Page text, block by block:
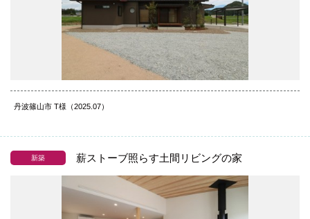
丹波篠山市 T様（2025.07）
新築 薪ストーブ照らす土間リビングの家